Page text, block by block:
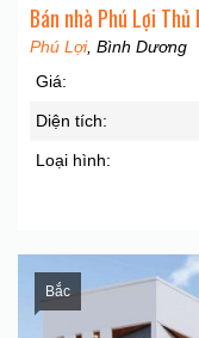
Bán nhà Phú Lợi Thủ
Phú Lợi, Bình Dương
Giá:
Diện tích:
Loại hình:
Bắc